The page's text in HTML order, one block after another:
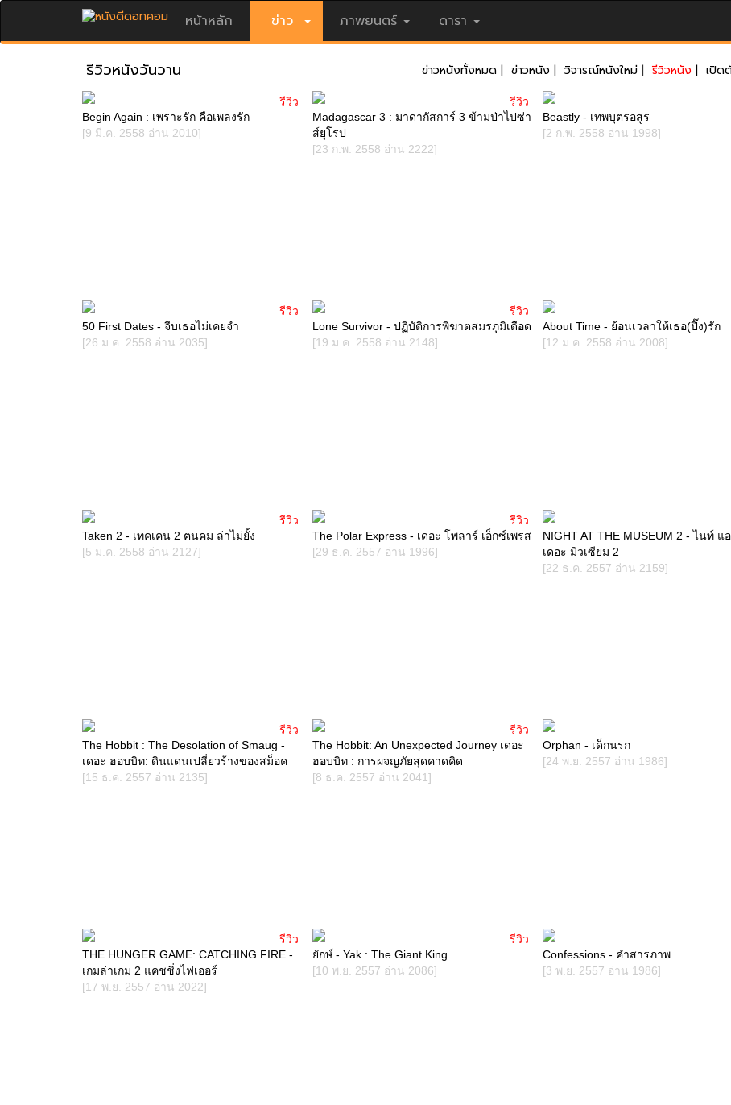
หน้าหลัก ข่าว ภาพยนตร์ ดารา
รีวิวหนังวันวาน ข่าวหนังทั้งหมด |ข่าวหนัง |วิจารณ์หนังใหม่ |รีวิวหนัง |เปิด
Begin Again : เพราะรัก คือเพลงรัก
[9 มี.ค. 2558 อ่าน 2010]
รีวิว
Madagascar 3 : มาดากัสการ์ 3 ข้ามป่าไปซ่า
ส์ยุโรป
[23 ก.พ. 2558 อ่าน 2222]
รีวิว
Beastly - เทพบุตรอสูร
[2 ก.พ. 2558 อ่าน 1998]
50 First Dates - จีบเธอไม่เคยจำ
[26 ม.ค. 2558 อ่าน 2035]
รีวิว
Lone Survivor - ปฏิบัติการพิฆาตสมรภูมิเดือด
[19 ม.ค. 2558 อ่าน 2148]
รีวิว
About Time - ย้อนเวลาให้เธอ(ปิ๊ง)รัก
[12 ม.ค. 2558 อ่าน 2008]
Taken 2 - เทคเคน 2 ฅนคม ล่าไม่ยั้ง
[5 ม.ค. 2558 อ่าน 2127]
รีวิว
The Polar Express - เดอะ โพลาร์ เอ็กซ์เพรส
[29 ธ.ค. 2557 อ่าน 1996]
รีวิว
NIGHT AT THE MUSEUM 2 - ไนท์ แ
เดอะ มิวเซียม 2
[22 ธ.ค. 2557 อ่าน 2159]
The Hobbit : The Desolation of Smaug -
เดอะ ฮอบบิท: ดินแดนเปลี่ยวร้างของสม็อค
[15 ธ.ค. 2557 อ่าน 2135]
รีวิว
The Hobbit: An Unexpected Journey เดอะ
ฮอบบิท : การผจญภัยสุดคาดคิด
[8 ธ.ค. 2557 อ่าน 2041]
รีวิว
Orphan - เด็กนรก
[24 พ.ย. 2557 อ่าน 1986]
THE HUNGER GAME: CATCHING FIRE -
เกมล่าเกม 2 แคชชิ่งไฟเออร์
[17 พ.ย. 2557 อ่าน 2022]
รีวิว
ยักษ์ - Yak : The Giant King
[10 พ.ย. 2557 อ่าน 2086]
รีวิว
Confessions - คำสารภาพ
[3 พ.ย. 2557 อ่าน 1986]